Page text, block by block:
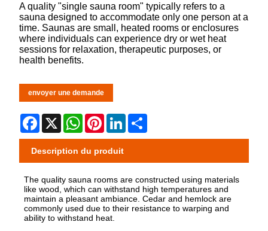
A quality "single sauna room" typically refers to a
sauna designed to accommodate only one person at a
time. Saunas are small, heated rooms or enclosures
where individuals can experience dry or wet heat
sessions for relaxation, therapeutic purposes, or
health benefits.
envoyer une demande
Facebook
X WhatsApp
PinterestLinkedIn
Description du produit
The quality sauna rooms are constructed using materials
like wood, which can withstand high temperatures and
maintain a pleasant ambiance. Cedar and hemlock are
commonly used due to their resistance to warping and
ability to withstand heat.